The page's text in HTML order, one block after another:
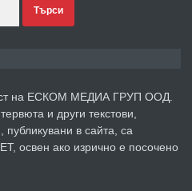
преди 5 месеца
3 стаен апартамент супер
Търси
на ЕСКОМ МЕДИА ГРУП ООД.
и други текстови,
в сайта, са
освен ако изрично е посочено